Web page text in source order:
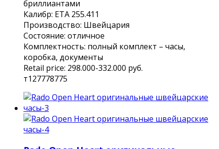
бриллиантами
Калибр: ЕТА 255.411
Производство: Швейцария
Состояние: отличное
Комплектность: полный комплект – часы,
коробка, документы
Rеtаil рriсе: 298.000-332.000 руб.
т127778775